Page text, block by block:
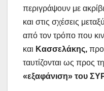
περιγράψουν με
και στις σχέσεις
από τον τρόπο που
και Κασσελάκης,
ταυτίζονται ως προς
«εξαφάνιση» του